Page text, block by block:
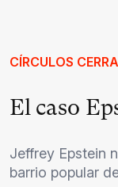
CÍRCULOS
El caso
Jeffrey Epstein
barrio popular